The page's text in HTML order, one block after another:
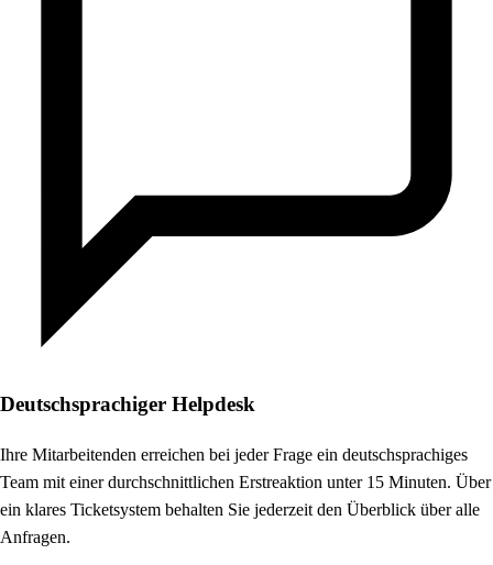
Deutschsprachiger Helpdesk
Ihre Mitarbeitenden erreichen bei jeder Frage ein deutschsprachiges
Team mit einer durchschnittlichen Erstreaktion unter 15 Minuten. Über
ein klares Ticketsystem behalten Sie jederzeit den Überblick über alle
Anfragen.